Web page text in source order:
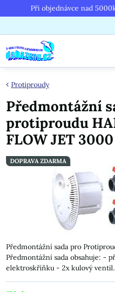
Při objednávce nad
DOPRAVA ZDARMA
Protiproudy
Předmontážní
protiproudu
FLOW JET
Předmontážní sada pro
Předmontážní sada obsahuje: -
elektroskříňku - 2x kulový ventil.